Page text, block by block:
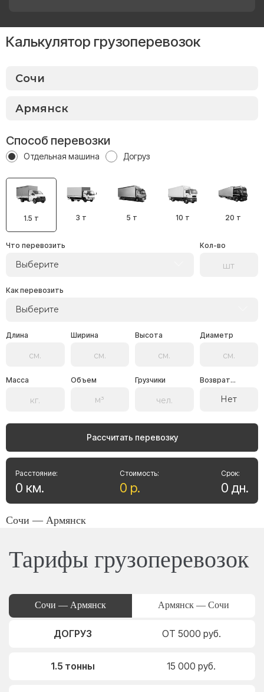
Калькулятор грузоперевозок
Способ перевозки
Отдельная машина Догруз
1.5 т 3 т 5 т 10 т 20 т
Что перевозить
Выберите
Кол-во
Как перевозить
Выберите
Длина Ширина Высота Диаметр
Масса Объем Грузчики Возврат...
Нет
Рассчитать перевозку
Стоимость:
0 р.
Расстояние:
0 км.
Срок:
0 дн.
Сочи — Армянск
Тарифы грузоперевозок
Сочи — Армянск Армянск — Сочи
ДОГРУЗ ОТ 5000 руб.
1.5 тонны 15 000 руб.